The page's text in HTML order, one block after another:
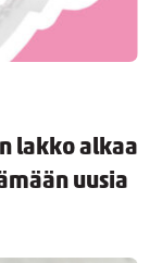
lakko alkaa
uusia